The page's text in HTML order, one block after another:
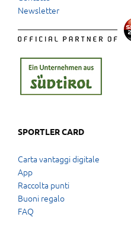
Newsletter
SPORTLER CARD
Carta vantaggi digitale
App
Raccolta punti
Buoni regalo
FAQ